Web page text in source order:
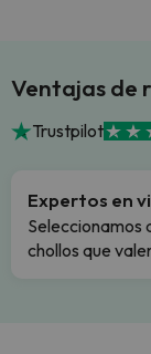
Ventajas de
Trustpilot
Expertos en
Seleccionamos
chollos que